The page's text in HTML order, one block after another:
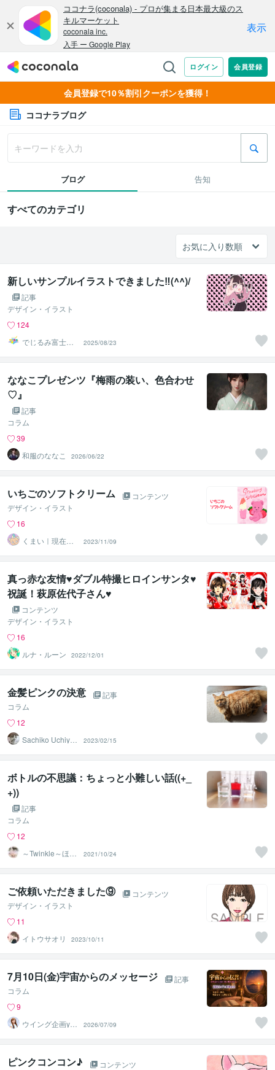
会員登録で10％割引クーポンを獲得！
ココナラブログ
ブログ 告知
すべてのカテゴリ
新しいサンプルイラストできました‼(^^)/
記事
デザイン・イラスト
124
でじるみ富士＠
イラストレータ
ー
2025/08/23
ななこプレゼンツ『梅雨の装い、色合わせ
♡』
記事
コラム
39
和服のななこ
2026/06/22
いちごのソフトクリーム
コンテンツ
デザイン・イラスト
16
くまい｜現在お
休み中
2023/11/09
真っ赤な友情♥ダブル特撮ヒロインサンタ♥
祝誕！萩原佐代子さん♥
コンテンツ
デザイン・イラスト
16
ルナ・ルーン
2022/12/01
金髪ピンクの決意
記事
コラム
12
Sachiko Uchiya
2023/02/15
ボトルの不思議：ちょっと小難しい話((+_
+))
記事
コラム
12
～Twinkle～ほた
2021/10/24
ご依頼いただきました⑨
コンテンツ
デザイン・イラスト
11
イトウサオリ
2023/10/11
7月10日(金)宇宙からのメッセージ
記事
コラム
9
ウイング企画yuk
a
2026/07/09
ピンクコンコン♪
コンテンツ